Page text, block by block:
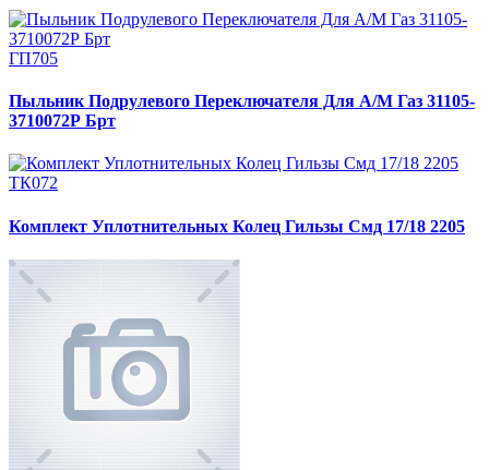
ГП705
Пыльник Подрулевого Переключателя Для А/М Газ 31105-
3710072Р Брт
ТК072
Комплект Уплотнительных Колец Гильзы Смд 17/18 2205